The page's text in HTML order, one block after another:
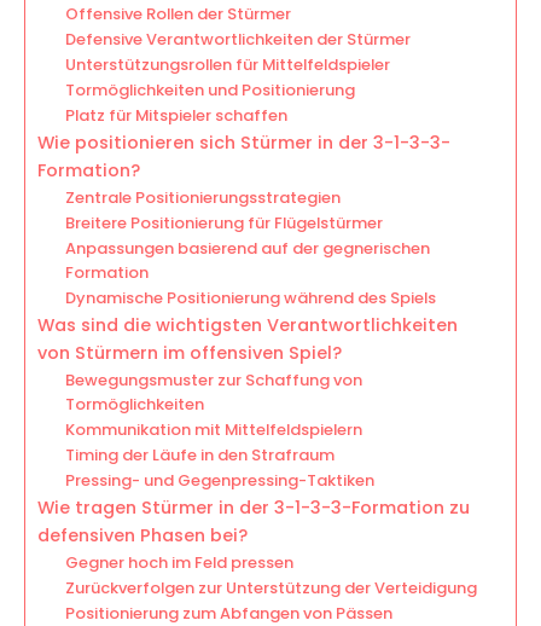
Offensive Rollen der Stürmer
Defensive Verantwortlichkeiten der Stürmer
Unterstützungsrollen für Mittelfeldspieler
Tormöglichkeiten und Positionierung
Platz für Mitspieler schaffen
Wie positionieren sich Stürmer in der 3-1-3-3-
Formation?
Zentrale Positionierungsstrategien
Breitere Positionierung für Flügelstürmer
Anpassungen basierend auf der gegnerischen
Formation
Dynamische Positionierung während des Spiels
Was sind die wichtigsten Verantwortlichkeiten
von Stürmern im offensiven Spiel?
Bewegungsmuster zur Schaffung von
Tormöglichkeiten
Kommunikation mit Mittelfeldspielern
Timing der Läufe in den Strafraum
Pressing- und Gegenpressing-Taktiken
Wie tragen Stürmer in der 3-1-3-3-Formation zu
defensiven Phasen bei?
Gegner hoch im Feld pressen
Zurückverfolgen zur Unterstützung der Verteidigung
Positionierung zum Abfangen von Pässen